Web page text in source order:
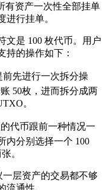
有资产一次性全部挂单
进行挂单。
文是 100 枚代币。用户
持的操作如下：
前先进行一次拆分操
50枚，进而拆分成两
。
代币跟前一种情况一
内分别选择一个 100
。
层资产的交易都不够